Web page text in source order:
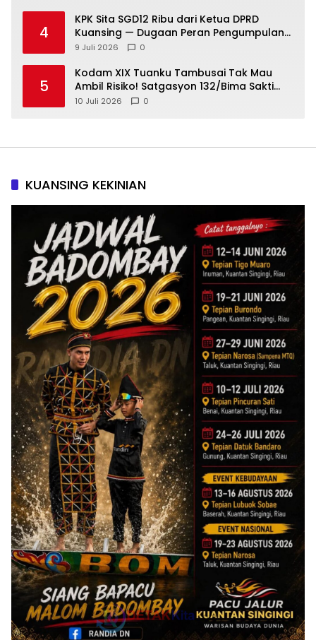
4
KPK Sita SGD12 Ribu dari Ketua DPRD
Kuansing — Dugaan Peran Pengumpulan
Dana Alih Fungsi Hutan Diusut
9 Juli 2026 0
5
Kodam XIX Tuanku Tambusai Tak Mau
Ambil Risiko! Satgasyon 132/Bima Sakti
Diuji Total Sebelum Berangkat Operasi
10 Juli 2026 0
KUANSING KEKINIAN